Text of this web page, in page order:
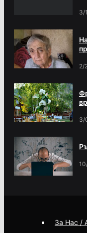
3/
2/
3/
За Нас /